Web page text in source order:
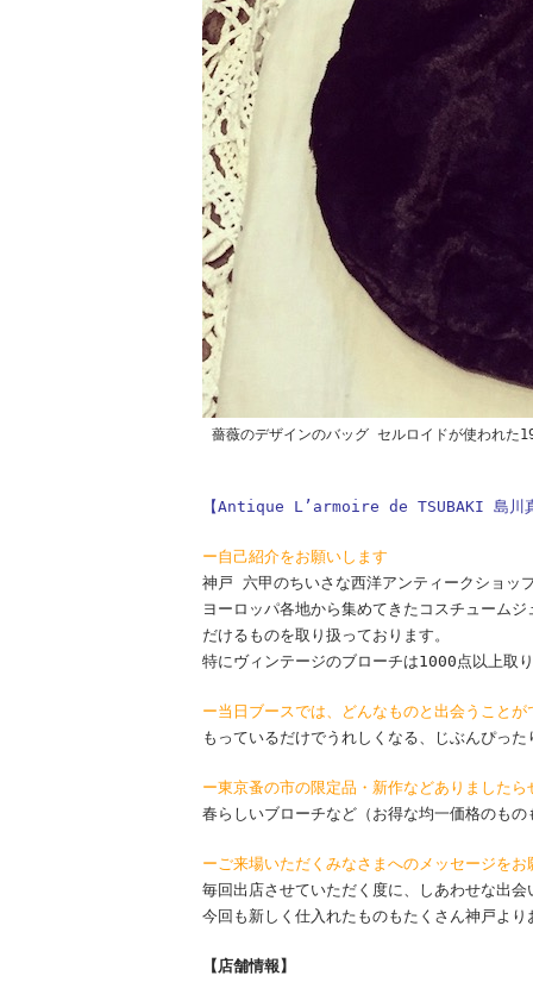
薔薇のデザインのバッグ セルロイドが使われた
【Antique L’armoire de TSUBAKI 島川真
ー自己紹介をお願いします
神戸 六甲のちいさな西洋アンティークショッ
ヨーロッパ各地から集めてきたコスチューム
だけるものを取り扱っております。
特にヴィンテージのブローチは1000点以上取
ー当日ブースでは、どんなものと出会うことが
もっているだけでうれしくなる、じぶんぴっ
ー東京蚤の市の限定品・新作などありました
春らしいブローチなど（お得な均一価格のも
ーご来場いただくみなさまへのメッセージをお
毎回出店させていただく度に、しあわせな出
今回も新しく仕入れたものもたくさん神戸よ
【店舗情報】